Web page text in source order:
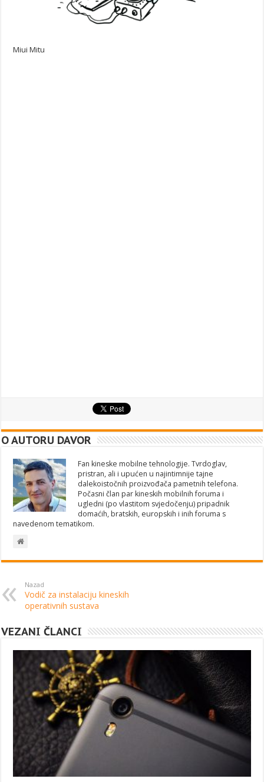
Miui Mitu
O AUTORU DAVOR
Fan kineske mobilne tehnologije. Tvrdoglav,
pristran, ali i upućen u najintimnije tajne
dalekoistočnih proizvođača pametnih telefona.
Počasni član par kineskih mobilnih foruma i
ugledni (po vlastitom svjedočenju) pripadnik
domaćih, bratskih, europskih i inih foruma s
navedenom tematikom.
Nazad
Vodič za instalaciju kineskih
operativnih sustava
VEZANI ČLANCI